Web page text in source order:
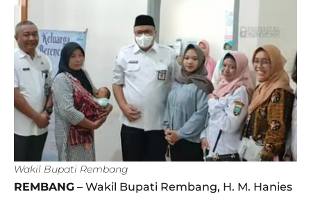
Wakil Bupati Rembang
REMBANG – Wakil Bupati Rembang, H. M. Hanies